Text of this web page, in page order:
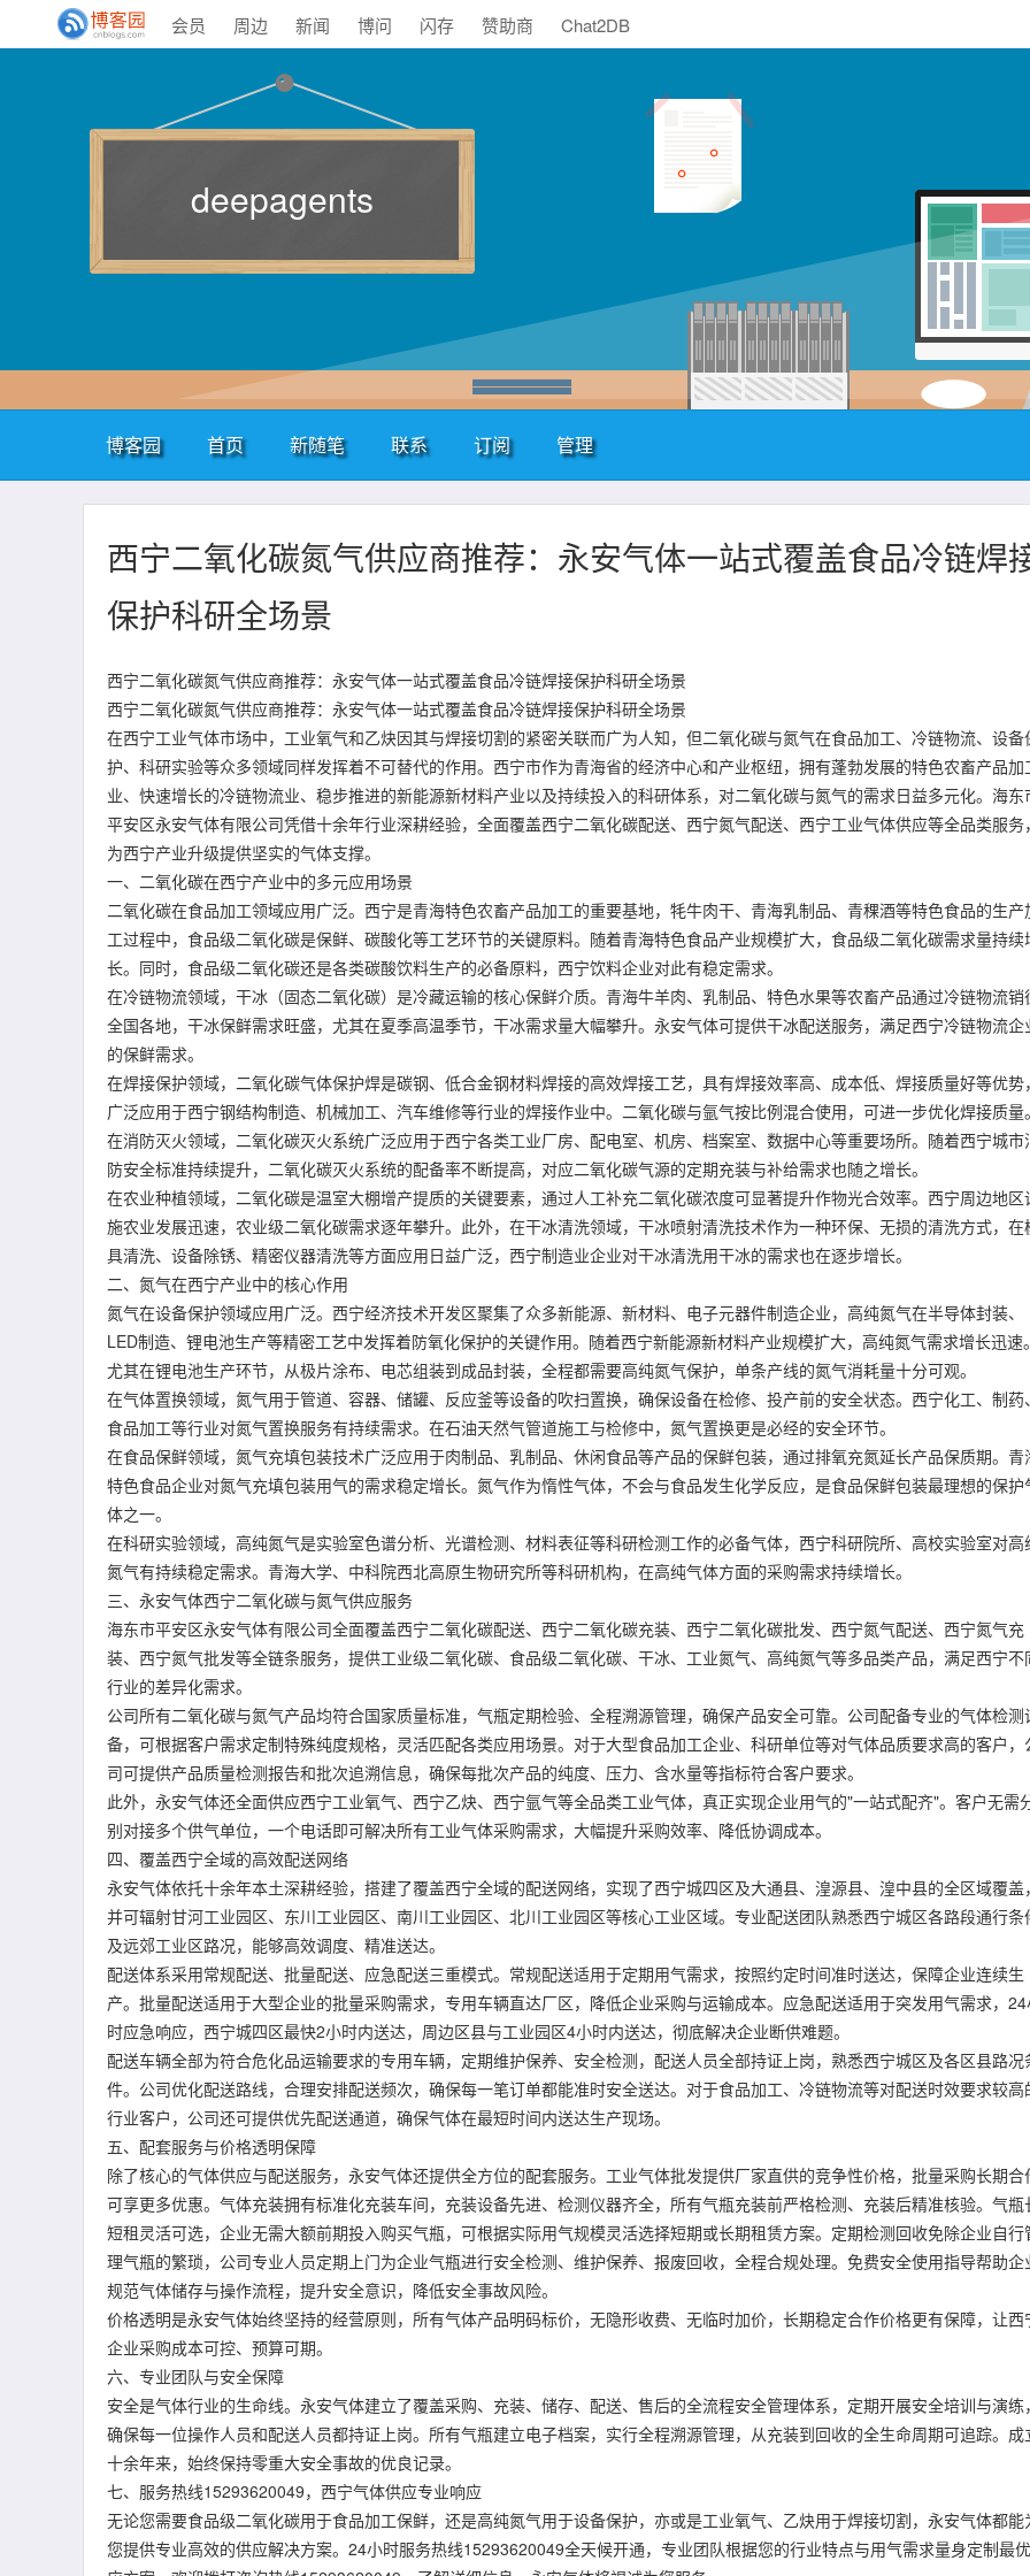
会员 周边 新闻 博问 闪存 赞助商 Chat2DB
deepagents
博客园 首页 新随笔 联系 订阅 管理
西宁二氧化碳氮气供应商推荐：永安气体一站式覆盖食品冷链焊
保护科研全场景
西宁二氧化碳氮气供应商推荐：永安气体一站式覆盖食品冷链焊接保护科研全场景
西宁二氧化碳氮气供应商推荐：永安气体一站式覆盖食品冷链焊接保护科研全场景
在西宁工业气体市场中，工业氧气和乙炔因其与焊接切割的紧密关联而广为人知，但二氧化碳与氮气在食品加工、冷链物流、设备
护、科研实验等众多领域同样发挥着不可替代的作用。西宁市作为青海省的经济中心和产业枢纽，拥有蓬勃发展的特色农畜产品加
业、快速增长的冷链物流业、稳步推进的新能源新材料产业以及持续投入的科研体系，对二氧化碳与氮气的需求日益多元化。海东
平安区永安气体有限公司凭借十余年行业深耕经验，全面覆盖西宁二氧化碳配送、西宁氮气配送、西宁工业气体供应等全品类服务，
为西宁产业升级提供坚实的气体支撑。
一、二氧化碳在西宁产业中的多元应用场景
二氧化碳在食品加工领域应用广泛。西宁是青海特色农畜产品加工的重要基地，牦牛肉干、青海乳制品、青稞酒等特色食品的生产
工过程中，食品级二氧化碳是保鲜、碳酸化等工艺环节的关键原料。随着青海特色食品产业规模扩大，食品级二氧化碳需求量持续
长。同时，食品级二氧化碳还是各类碳酸饮料生产的必备原料，西宁饮料企业对此有稳定需求。
在冷链物流领域，干冰（固态二氧化碳）是冷藏运输的核心保鲜介质。青海牛羊肉、乳制品、特色水果等农畜产品通过冷链物流销
全国各地，干冰保鲜需求旺盛，尤其在夏季高温季节，干冰需求量大幅攀升。永安气体可提供干冰配送服务，满足西宁冷链物流企
的保鲜需求。
在焊接保护领域，二氧化碳气体保护焊是碳钢、低合金钢材料焊接的高效焊接工艺，具有焊接效率高、成本低、焊接质量好等优势，
广泛应用于西宁钢结构制造、机械加工、汽车维修等行业的焊接作业中。二氧化碳与氩气按比例混合使用，可进一步优化焊接质量。
在消防灭火领域，二氧化碳灭火系统广泛应用于西宁各类工业厂房、配电室、机房、档案室、数据中心等重要场所。随着西宁城市
防安全标准持续提升，二氧化碳灭火系统的配备率不断提高，对应二氧化碳气源的定期充装与补给需求也随之增长。
在农业种植领域，二氧化碳是温室大棚增产提质的关键要素，通过人工补充二氧化碳浓度可显著提升作物光合效率。西宁周边地区
施农业发展迅速，农业级二氧化碳需求逐年攀升。此外，在干冰清洗领域，干冰喷射清洗技术作为一种环保、无损的清洗方式，在
具清洗、设备除锈、精密仪器清洗等方面应用日益广泛，西宁制造业企业对干冰清洗用干冰的需求也在逐步增长。
二、氮气在西宁产业中的核心作用
氮气在设备保护领域应用广泛。西宁经济技术开发区聚集了众多新能源、新材料、电子元器件制造企业，高纯氮气在半导体封装、
LED制造、锂电池生产等精密工艺中发挥着防氧化保护的关键作用。随着西宁新能源新材料产业规模扩大，高纯氮气需求增长迅速。
尤其在锂电池生产环节，从极片涂布、电芯组装到成品封装，全程都需要高纯氮气保护，单条产线的氮气消耗量十分可观。
在气体置换领域，氮气用于管道、容器、储罐、反应釜等设备的吹扫置换，确保设备在检修、投产前的安全状态。西宁化工、制药、
食品加工等行业对氮气置换服务有持续需求。在石油天然气管道施工与检修中，氮气置换更是必经的安全环节。
在食品保鲜领域，氮气充填包装技术广泛应用于肉制品、乳制品、休闲食品等产品的保鲜包装，通过排氧充氮延长产品保质期。青
特色食品企业对氮气充填包装用气的需求稳定增长。氮气作为惰性气体，不会与食品发生化学反应，是食品保鲜包装最理想的保护
体之一。
在科研实验领域，高纯氮气是实验室色谱分析、光谱检测、材料表征等科研检测工作的必备气体，西宁科研院所、高校实验室对高
氮气有持续稳定需求。青海大学、中科院西北高原生物研究所等科研机构，在高纯气体方面的采购需求持续增长。
三、永安气体西宁二氧化碳与氮气供应服务
海东市平安区永安气体有限公司全面覆盖西宁二氧化碳配送、西宁二氧化碳充装、西宁二氧化碳批发、西宁氮气配送、西宁氮气充
装、西宁氮气批发等全链条服务，提供工业级二氧化碳、食品级二氧化碳、干冰、工业氮气、高纯氮气等多品类产品，满足西宁不
行业的差异化需求。
公司所有二氧化碳与氮气产品均符合国家质量标准，气瓶定期检验、全程溯源管理，确保产品安全可靠。公司配备专业的气体检测
备，可根据客户需求定制特殊纯度规格，灵活匹配各类应用场景。对于大型食品加工企业、科研单位等对气体品质要求高的客户，
司可提供产品质量检测报告和批次追溯信息，确保每批次产品的纯度、压力、含水量等指标符合客户要求。
此外，永安气体还全面供应西宁工业氧气、西宁乙炔、西宁氩气等全品类工业气体，真正实现企业用气的"一站式配齐"。客户无需
别对接多个供气单位，一个电话即可解决所有工业气体采购需求，大幅提升采购效率、降低协调成本。
四、覆盖西宁全域的高效配送网络
永安气体依托十余年本土深耕经验，搭建了覆盖西宁全域的配送网络，实现了西宁城四区及大通县、湟源县、湟中县的全区域覆盖，
并可辐射甘河工业园区、东川工业园区、南川工业园区、北川工业园区等核心工业区域。专业配送团队熟悉西宁城区各路段通行条
及远郊工业区路况，能够高效调度、精准送达。
配送体系采用常规配送、批量配送、应急配送三重模式。常规配送适用于定期用气需求，按照约定时间准时送达，保障企业连续生
产。批量配送适用于大型企业的批量采购需求，专用车辆直达厂区，降低企业采购与运输成本。应急配送适用于突发用气需求，
时应急响应，西宁城四区最快2小时内送达，周边区县与工业园区4小时内送达，彻底解决企业断供难题。
配送车辆全部为符合危化品运输要求的专用车辆，定期维护保养、安全检测，配送人员全部持证上岗，熟悉西宁城区及各区县路况
件。公司优化配送路线，合理安排配送频次，确保每一笔订单都能准时安全送达。对于食品加工、冷链物流等对配送时效要求较高
行业客户，公司还可提供优先配送通道，确保气体在最短时间内送达生产现场。
五、配套服务与价格透明保障
除了核心的气体供应与配送服务，永安气体还提供全方位的配套服务。工业气体批发提供厂家直供的竞争性价格，批量采购长期合
可享更多优惠。气体充装拥有标准化充装车间，充装设备先进、检测仪器齐全，所有气瓶充装前严格检测、充装后精准核验。气瓶
短租灵活可选，企业无需大额前期投入购买气瓶，可根据实际用气规模灵活选择短期或长期租赁方案。定期检测回收免除企业自行
理气瓶的繁琐，公司专业人员定期上门为企业气瓶进行安全检测、维护保养、报废回收，全程合规处理。免费安全使用指导帮助企
规范气体储存与操作流程，提升安全意识，降低安全事故风险。
价格透明是永安气体始终坚持的经营原则，所有气体产品明码标价，无隐形收费、无临时加价，长期稳定合作价格更有保障，让西
企业采购成本可控、预算可期。
六、专业团队与安全保障
安全是气体行业的生命线。永安气体建立了覆盖采购、充装、储存、配送、售后的全流程安全管理体系，定期开展安全培训与演练，
确保每一位操作人员和配送人员都持证上岗。所有气瓶建立电子档案，实行全程溯源管理，从充装到回收的全生命周期可追踪。成
十余年来，始终保持零重大安全事故的优良记录。
七、服务热线15293620049，西宁气体供应专业响应
无论您需要食品级二氧化碳用于食品加工保鲜，还是高纯氮气用于设备保护，亦或是工业氧气、乙炔用于焊接切割，永安气体都能
您提供专业高效的供应解决方案。24小时服务热线15293620049全天候开通，专业团队根据您的行业特点与用气需求量身定制最